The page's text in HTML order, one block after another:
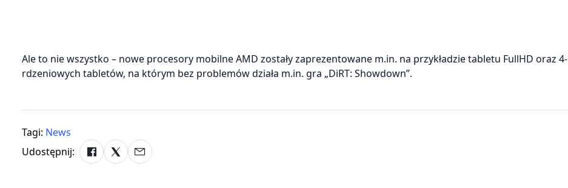
Ale to nie wszystko – nowe procesory mobilne AMD zostały zaprezentowane m.in. na przykładzie tabletu FullHD oraz 4-
rdzeniowych tabletów, na którym bez problemów działa m.in. gra „DiRT: Showdown”.
Tagi: News
Udostępnij: